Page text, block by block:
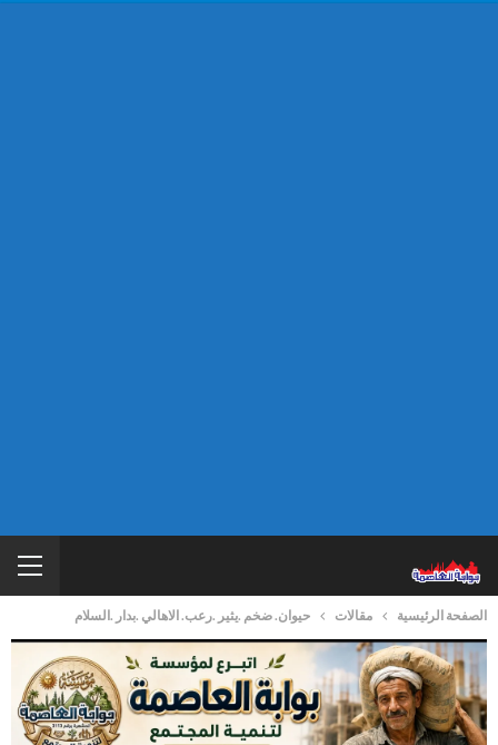
الصفحة الرئيسية مقالات حيوان. ضخم .يثير .رعب. الاهالي .بدار .السلام